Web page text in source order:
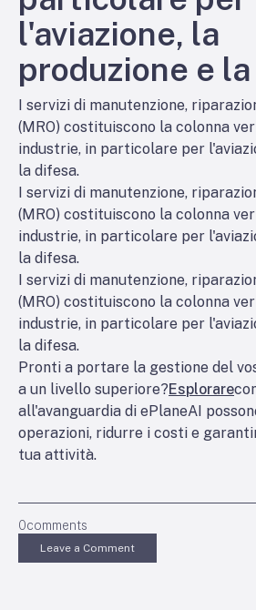
l'aviazione, la
produzione e
I servizi di manutenzione,
(MRO) costituiscono la colonna
industrie, in particolare per
la difesa.
I servizi di manutenzione,
(MRO) costituiscono la colonna
industrie, in particolare per
la difesa.
I servizi di manutenzione,
(MRO) costituiscono la colonna
industrie, in particolare per
la difesa.
Pronti a portare la gestione del
a un livello superiore?Esplorare
all'avanguardia di ePlaneAI
operazioni, ridurre i costi e
tua attività.
0comments
Leave a Comment